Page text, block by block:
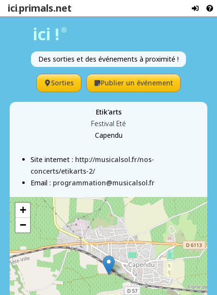
ici.primals.net
ici ! ®
Des sorties et des événements à proximité !
Sorties Publier un événement
Etik'arts
Festival Eté
Capendu
Site internet : http://musicalsol.fr/nos-
concerts/etikarts-2/
Email : programmation@musicalsol.fr
+
−